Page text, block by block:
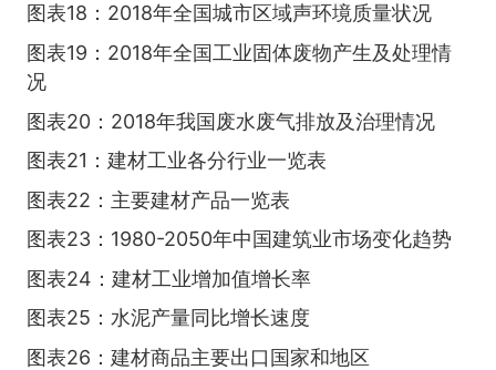
图表18：2018年全国城市区域声环境质量状况
图表19：2018年全国工业固体废物产生及处理情
况
图表20：2018年我国废水废气排放及治理情况
图表21：建材工业各分行业一览表
图表22：主要建材产品一览表
图表23：1980-2050年中国建筑业市场变化趋势
图表24：建材工业增加值增长率
图表25：水泥产量同比增长速度
图表26：建材商品主要出口国家和地区